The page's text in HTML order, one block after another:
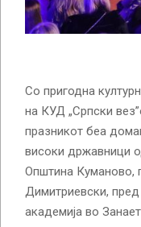
Со пригодна
на КУД „Српски
празникот беа
високи државници
Општина Куманово,
Димитриевски,
академија во